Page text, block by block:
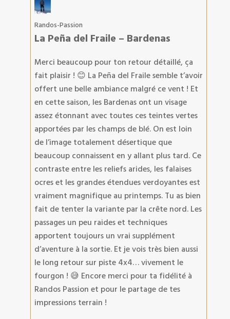
Randos-Passion
La Peña del Fraile – Bardenas
Merci beaucoup pour ton retour détaillé, ça
fait plaisir ! 😊 La Peña del Fraile semble t’avoir
offert une belle ambiance malgré ce vent ! Et
en cette saison, les Bardenas ont un visage
assez étonnant avec toutes ces teintes vertes
apportées par les champs de blé. On est loin
de l’image totalement désertique que
beaucoup connaissent en y allant plus tard. Ce
contraste entre les reliefs arides, les falaises
ocres et les grandes étendues verdoyantes est
vraiment magnifique au printemps. Tu as bien
fait de tenter la variante par la crête nord. Les
passages un peu raides et techniques
apportent toujours un vrai supplément
d’aventure à la sortie. Et je vois très bien aussi
le long retour sur piste 4x4… vivement le
fourgon ! 😅 Encore merci pour ta fidélité à
Randos Passion et pour le partage de tes
impressions terrain !